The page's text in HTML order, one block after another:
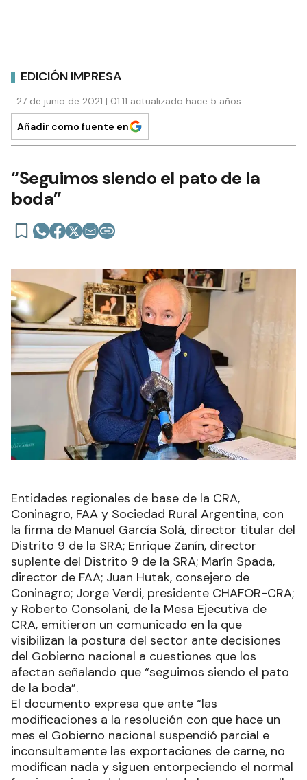
EDICIÓN IMPRESA
27 de junio de 2021 | 01:11 actualizado hace 5 años
Añadir como fuente en
“Seguimos siendo el pato de la
boda”
Entidades regionales de base de la CRA,
Coninagro, FAA y Sociedad Rural Argentina, con
la firma de Manuel García Solá, director titular del
Distrito 9 de la SRA; Enrique Zanín, director
suplente del Distrito 9 de la SRA; Marín Spada,
director de FAA; Juan Hutak, consejero de
Coninagro; Jorge Verdi, presidente CHAFOR-CRA;
y Roberto Consolani, de la Mesa Ejecutiva de
CRA, emitieron un comunicado en la que
visibilizan la postura del sector ante decisiones
del Gobierno nacional a cuestiones que los
afectan señalando que “seguimos siendo el pato
de la boda”.
El documento expresa que ante “las
modificaciones a la resolución con que hace un
mes el Gobierno nacional suspendió parcial e
inconsultamente las exportaciones de carne, no
modifican nada y siguen entorpeciendo el normal